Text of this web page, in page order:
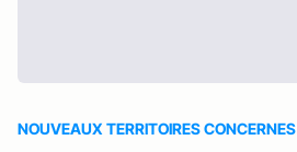
NOUVEAUX TERRITOIRES CONCERNES